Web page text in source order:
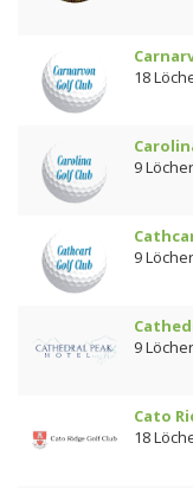
18
9 Löcher
9 Löcher
9 Löcher
Cato
18